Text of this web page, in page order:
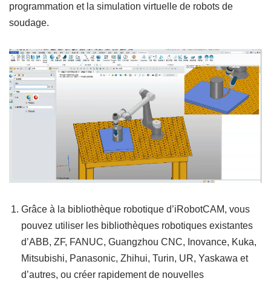
programmation et la simulation virtuelle de robots de
soudage.
Grâce à la bibliothèque robotique d’iRobotCAM, vous
pouvez utiliser les bibliothèques robotiques existantes
d’ABB, ZF, FANUC, Guangzhou CNC, Inovance, Kuka,
Mitsubishi, Panasonic, Zhihui, Turin, UR, Yaskawa et
d’autres, ou créer rapidement de nouvelles